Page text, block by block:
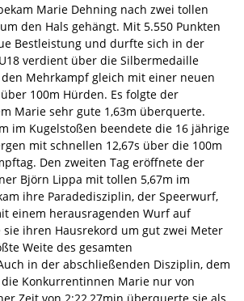
Marie Dehning nach zwei tollen
den Hals gehängt. Mit 5.550 Punkten
Bestleistung und durfte sich in der
verdient über die Silbermedaille
Mehrkampf gleich mit einer neuen
100m Hürden. Es folgte der
Marie sehr gute 1,63m überquerte.
im Kugelstoßen beendete die 16 jährige
mit schnellen 12,67s über die 100m
Den zweiten Tag eröffnete der
Björn Lippa mit tollen 5,67m im
ihre Paradedisziplin, der Speerwurf,
einem herausragenden Wurf auf
sie ihren Hausrekord um gut zwei Meter
Weite des gesamten
in der abschließenden Disziplin, dem
Konkurrentinnen Marie nur von
Zeit von 2:22,27min überquerte sie als